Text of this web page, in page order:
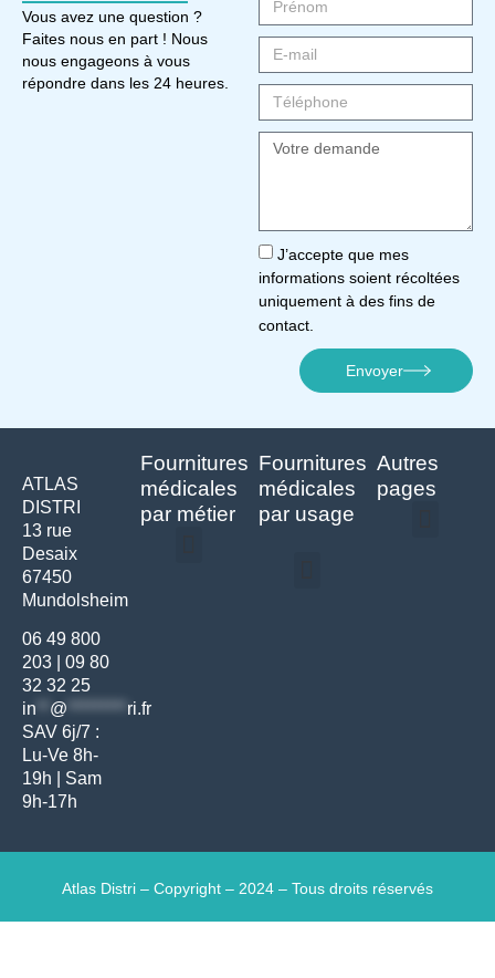
Vous avez une question ?
Faites nous en part ! Nous
nous engageons à vous
répondre dans les 24 heures.
J’accepte que mes
informations soient récoltées
uniquement à des fins de
contact.
Envoyer
ATLAS
DISTRI
13 rue
Desaix
67450
Mundolsheim
06 49 800
203
09 80
32 32 25
in
@ ********* ri.fr
SAV 6j/7 :
Lu-Ve 8h-
19h | Sam
9h-17h
Fournitures
médicales
par métier
Fournitures
médicales
par usage
Autres
pages
Atlas Distri – Copyright – 2024 – Tous droits réservés